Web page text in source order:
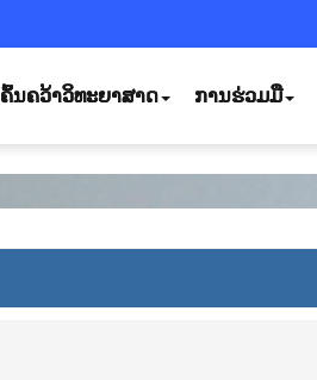
ຄົ້ນຄວ້າວິທະຍາສາດ ການຮ່ວມມື